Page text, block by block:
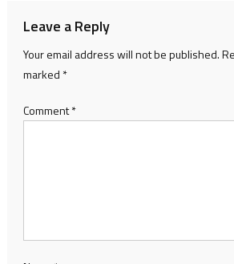
Leave a Reply
Your email address will not be published.
marked *
Comment*